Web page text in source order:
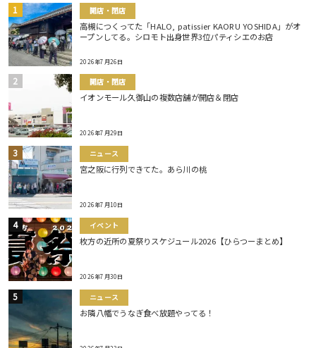
開店・閉店
高槻につくってた「HALO, patissier KAORU YOSHIDA」がオ
ープンしてる。シロモト出身世界3位パティシエのお店
2026年7月26日
開店・閉店
イオンモール久御山の複数店舗が開店＆閉店
2026年7月29日
ニュース
宮之阪に行列できてた。あら川の桃
2026年7月10日
イベント
枚方の近所の夏祭りスケジュール2026【ひらつーまとめ】
2026年7月30日
ニュース
お隣八幡でうなぎ食べ放題やってる！